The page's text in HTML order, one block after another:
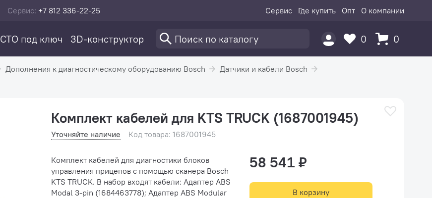
Сервис: +7 812 336-22-25 Сервис Где купить Опт О компании
СТО под ключ 3D-конструктор 0 0
Дополнения к диагностическому оборудованию Bosch
Датчики и кабели Bosch
Комплект кабелей для KTS TRUCK (1687001945)
Уточняйте наличие Код товара: 1687001945
Комплект кабелей для диагностики блоков
управления прицепов с помощью сканера Bosch
KTS TRUCK. В набор входят кабели: Адаптер ABS
Modal 3-pin (1684463778); Адаптер ABS Modular
58 541 ₽
В корзину